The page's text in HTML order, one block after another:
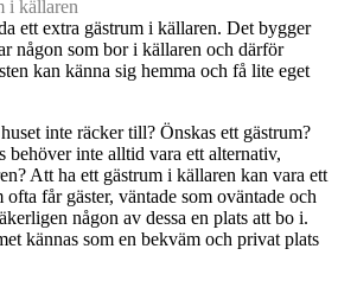
ett extra gästrum i källaren. Det bygger
någon som bor i källaren och därför
kan känna sig hemma och få lite eget
inte räcker till? Önskas ett gästrum?
behöver inte alltid vara ett alternativ,
Att ha ett gästrum i källaren kan vara ett
får gäster, väntade som oväntade och
någon av dessa en plats att bo i.
kännas som en bekväm och privat plats